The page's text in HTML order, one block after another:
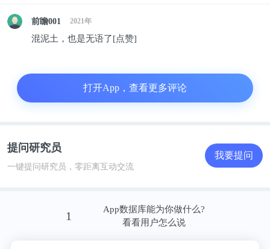
这是一件值得欣慰，更值得深思的事。
间全球唯一正向增长的经济体，中国经济具有着强大
的内生力量。包括以人工智能、区块链、云计算、大
槛，中国入围的企业家从事新兴行业企业家占比已达
到36%，同比增加4%，而传统行业占比所减至64%。
个。其中最显著变化，即中国前十富豪榜中已不再有
前瞻001 2021年
混泥土，也是无语了[点赞]
打开App，查看更多评论
提问研究员
一键提问研究员，零距离互动交流
我要提问
1
App数据库能为你做什么?
看看用户怎么说